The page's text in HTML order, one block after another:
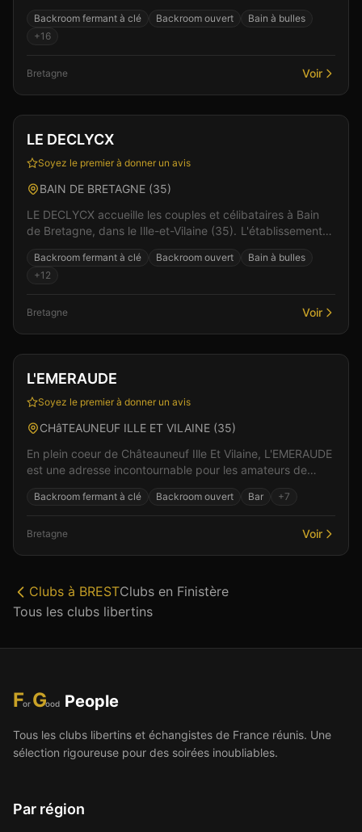
Backroom fermant à clé Backroom ouvert
Bain à bulles
+16
Bretagne Voir
Club Sauna +3
LE DECLYCX
Soyez le premier à donner un avis
BAIN DE BRETAGNE (35)
LE DECLYCX accueille les couples et célibataires à Bain
de Bretagne, dans le Ille-et-Vilaine (35). L'établissement
Backroom fermant à clé Backroom ouvert
Bain à bulles
+12
Bretagne Voir
Club Sauna +3
L'EMERAUDE
Soyez le premier à donner un avis
CHâTEAUNEUF ILLE ET VILAINE (35)
En plein coeur de Châteauneuf Ille Et Vilaine, L'EMERAUDE
est une adresse incontournable pour les amateurs de
Backroom fermant à clé Backroom ouvert Bar +7
Bretagne Voir
Clubs à BRESTClubs en Finistère
Tous les clubs libertins
For Good People
Tous les clubs libertins et échangistes de France réunis. Une
sélection rigoureuse pour des soirées inoubliables.
Par région